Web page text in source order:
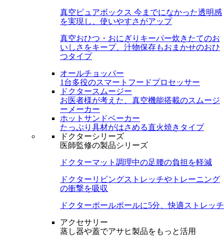
真空ピュアボックス 今までになかった透明感
を実現し、使いやすさがアップ
真空おひつ・おにぎりキーパー炊きたてのお
いしさをキープ、汁物保存もおまかせのおひ
つタイプ
オールチョッパー
1台多役のスマートフードプロセッサー
ドクタースムージー
お医者様が考えた、真空機能搭載のスムージ
ーメーカー
ホットサンドベーカー
たっぷり具材がはさめる直火焼きタイプ
ドクターシリーズ
医師監修の製品シリーズ
ドクターマット 調理中の足腰の負担を軽減
ドクターリビングストレッチやトレーニング
の衝撃を吸収
ドクターポールポールに5分、快適ストレッチ
アクセサリー
蒸し器や蓋でアサヒ製品をもっと活用